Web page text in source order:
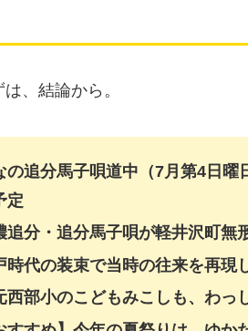
、結論から。
の追分馬子唄道中（7月第4日
定
追分・追分馬子唄が軽井沢町無
時代の装束で当時の往来を再現
西部小のこどもみこしも、わっ